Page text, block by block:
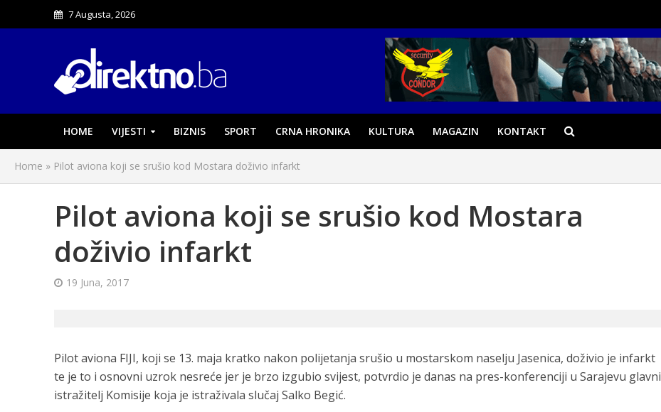
7 Augusta, 2026
HOME VIJESTI BIZNIS SPORT CRNA HRONIKA KULTURA MAGAZIN KONTAKT
Home » Pilot aviona koji se srušio kod Mostara doživio infarkt
Pilot aviona koji se srušio kod Mostara
doživio infarkt
19 Juna, 2017
Pilot aviona FIJI, koji se 13. maja kratko nakon polijetanja srušio u mostarskom naselju Jasenica, doživio je infarkt
te je to i osnovni uzrok nesreće jer je brzo izgubio svijest, potvrdio je danas na pres-konferenciji u Sarajevu glavni
istražitelj Komisije koja je istraživala slučaj Salko Begić.